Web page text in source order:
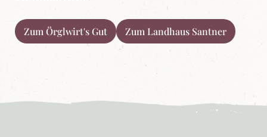
Zum Örglwirt's Gut Zum Landhaus Santner